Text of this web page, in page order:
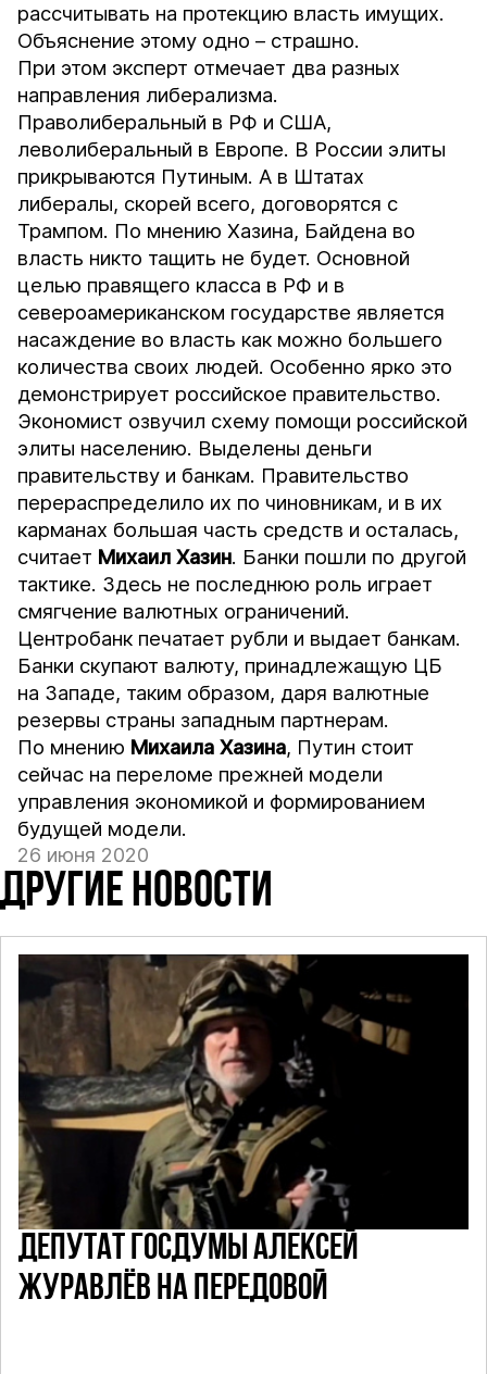
рассчитывать на протекцию власть имущих.
Объяснение этому одно – страшно.
При этом эксперт отмечает два разных
направления либерализма.
Праволиберальный в РФ и США,
леволиберальный в Европе. В России элиты
прикрываются Путиным. А в Штатах
либералы, скорей всего, договорятся с
Трампом. По мнению Хазина, Байдена во
власть никто тащить не будет. Основной
целью правящего класса в РФ и в
североамериканском государстве является
насаждение во власть как можно большего
количества своих людей. Особенно ярко это
демонстрирует российское правительство.
Экономист озвучил схему помощи российской
элиты населению. Выделены деньги
правительству и банкам. Правительство
перераспределило их по чиновникам, и в их
карманах большая часть средств и осталась,
считает Михаил Хазин. Банки пошли по другой
тактике. Здесь не последнюю роль играет
смягчение валютных ограничений.
Центробанк печатает рубли и выдает банкам.
Банки скупают валюту, принадлежащую ЦБ
на Западе, таким образом, даря валютные
резервы страны западным партнерам.
По мнению Михаила Хазина, Путин стоит
сейчас на переломе прежней модели
управления экономикой и формированием
будущей модели.
26 июня 2020
ДРУГИЕ НОВОСТИ
ДЕПУТАТ ГОСДУМЫ АЛЕКСЕЙ
ЖУРАВЛЁВ НА ПЕРЕДОВОЙ